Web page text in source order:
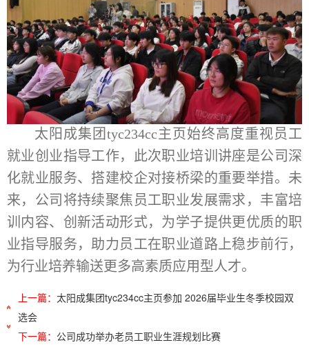
太阳成集团tyc234cc主页始终高度重视员工
就业创业指导工作，此次职业培训讲座是公司深
化就业服务、搭建校企对接桥梁的重要举措。未
来，公司将持续聚焦员工职业发展需求，丰富培
训内容、创新活动形式，为学子提供更优质的职
业指导服务，助力员工在职业道路上稳步前行，
为行业培养输送更多高素质应用型人才。
上一篇： 太阳成集团tyc234cc主页参加 2026届毕业生冬季校园双
选会
下一篇： 公司成功举办老员工职业生涯规划比赛